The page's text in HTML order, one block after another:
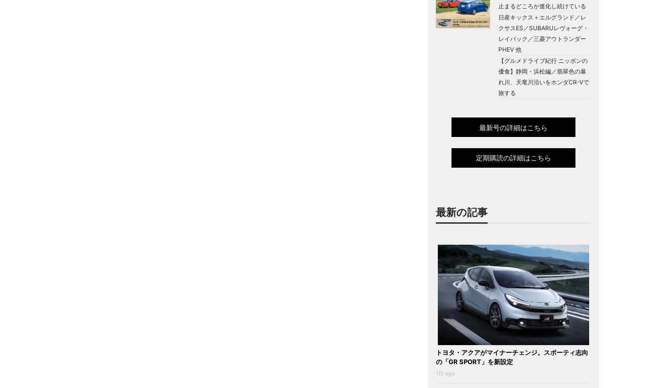
止まるどころか進化し続けている
日産キックス＋エルグランド／レ
クサスES／SUBARUレヴォーグ・
レイバック／三菱アウトランダー
PHEV 他
【グルメドライブ紀行 ニッポンの
優食】静岡・浜松編／翡翠色の暴
れ川、天竜川沿いをホンダCR-Vで
旅する
最新号の詳細はこちら
定期購読の詳細はこちら
最新の記事
トヨタ・アクアがマイナーチェンジ。スポーティ志向
の「GR SPORT」を新設定
1日 ago